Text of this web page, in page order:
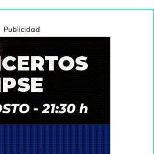
Publicidad